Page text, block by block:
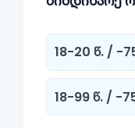
18-20 წ. / -
18-99 წ. / -